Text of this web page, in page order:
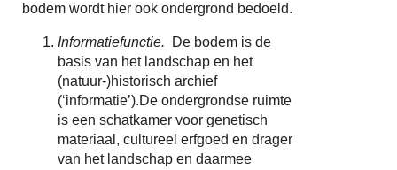
bodem wordt hier ook ondergrond bedoeld.
Informatiefunctie. De bodem is de
basis van het landschap en het
(natuur-)historisch archief
(‘informatie’).De ondergrondse ruimte
is een schatkamer voor genetisch
materiaal, cultureel erfgoed en drager
van het landschap en daarmee